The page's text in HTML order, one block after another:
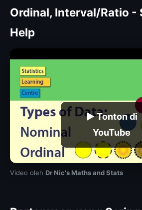
Ordinal, Interval/Ratio
Help
▶ Tonton di
YouTube
Video oleh Dr Nic's Maths and Stats